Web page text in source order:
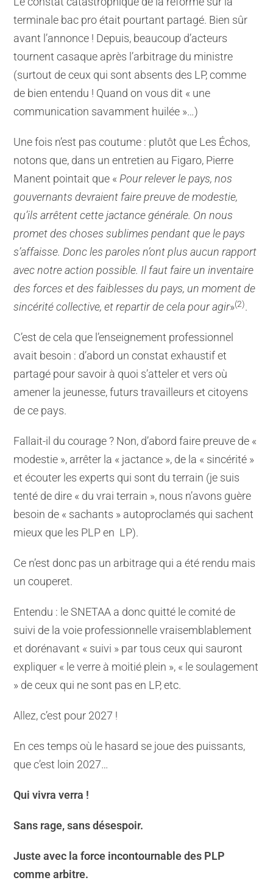
terminale bac pro était pourtant partagé. Bien sûr
avant l’annonce ! Depuis, beaucoup d’acteurs
tournent casaque après l’arbitrage du ministre
(surtout de ceux qui sont absents des LP, comme
de bien entendu ! Quand on vous dit « une
communication savamment huilée »…)
Une fois n’est pas coutume : plutôt que Les Échos,
notons que, dans un entretien au Figaro, Pierre
Manent pointait que «Pour relever le pays, nos
gouvernants devraient faire preuve de modestie,
qu’ils arrêtent cette jactance générale. On nous
promet des choses sublimes pendant que le pays
s’affaisse. Donc les paroles n’ont plus aucun rapport
avec notre action possible. Il faut faire un inventaire
des forces et des faiblesses du pays, un moment de
sincérité collective, et repartir de cela pour agir»(2).
C’est de cela que l’enseignement professionnel
avait besoin : d’abord un constat exhaustif et
partagé pour savoir à quoi s’atteler et vers où
amener la jeunesse, futurs travailleurs et citoyens
de ce pays.
Fallait-il du courage ? Non, d’abord faire preuve de «
modestie », arrêter la « jactance », de la « sincérité »
et écouter les experts qui sont du terrain (je suis
tenté de dire « du vrai terrain », nous n’avons guère
besoin de « sachants » autoproclamés qui sachent
mieux que les PLP en LP).
Ce n’est donc pas un arbitrage qui a été rendu mais
un couperet.
Entendu : le SNETAA a donc quitté le comité de
suivi de la voie professionnelle vraisemblablement
et dorénavant « suivi » par tous ceux qui sauront
expliquer « le verre à moitié plein », « le soulagement
» de ceux qui ne sont pas en LP, etc.
Allez, c’est pour 2027 !
En ces temps où le hasard se joue des puissants,
que c’est loin 2027…
Qui vivra verra !
Sans rage, sans désespoir.
Juste avec la force incontournable des PLP
comme arbitre.